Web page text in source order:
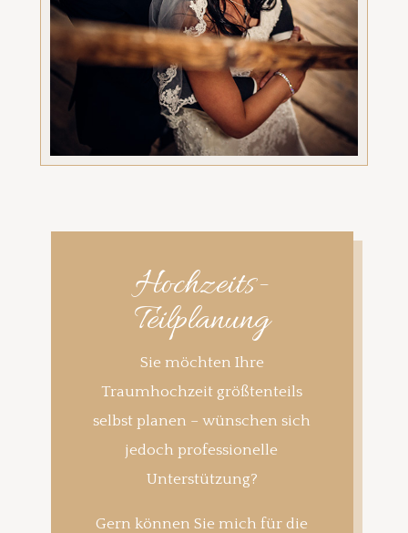
Hochzeits-
Teilplanung
Sie möchten Ihre
Traumhochzeit größtenteils
selbst planen – wünschen sich
jedoch professionelle
Unterstützung?
Gern können Sie mich für die